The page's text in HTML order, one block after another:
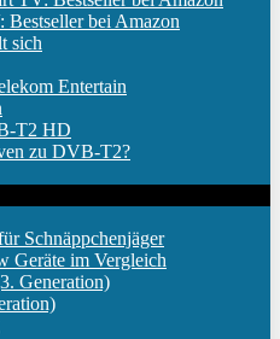
bei Amazon
sich
Entertain
T2 HD
zu DVB-T2?
Schnäppchenjäger
Geräte im Vergleich
Generation)